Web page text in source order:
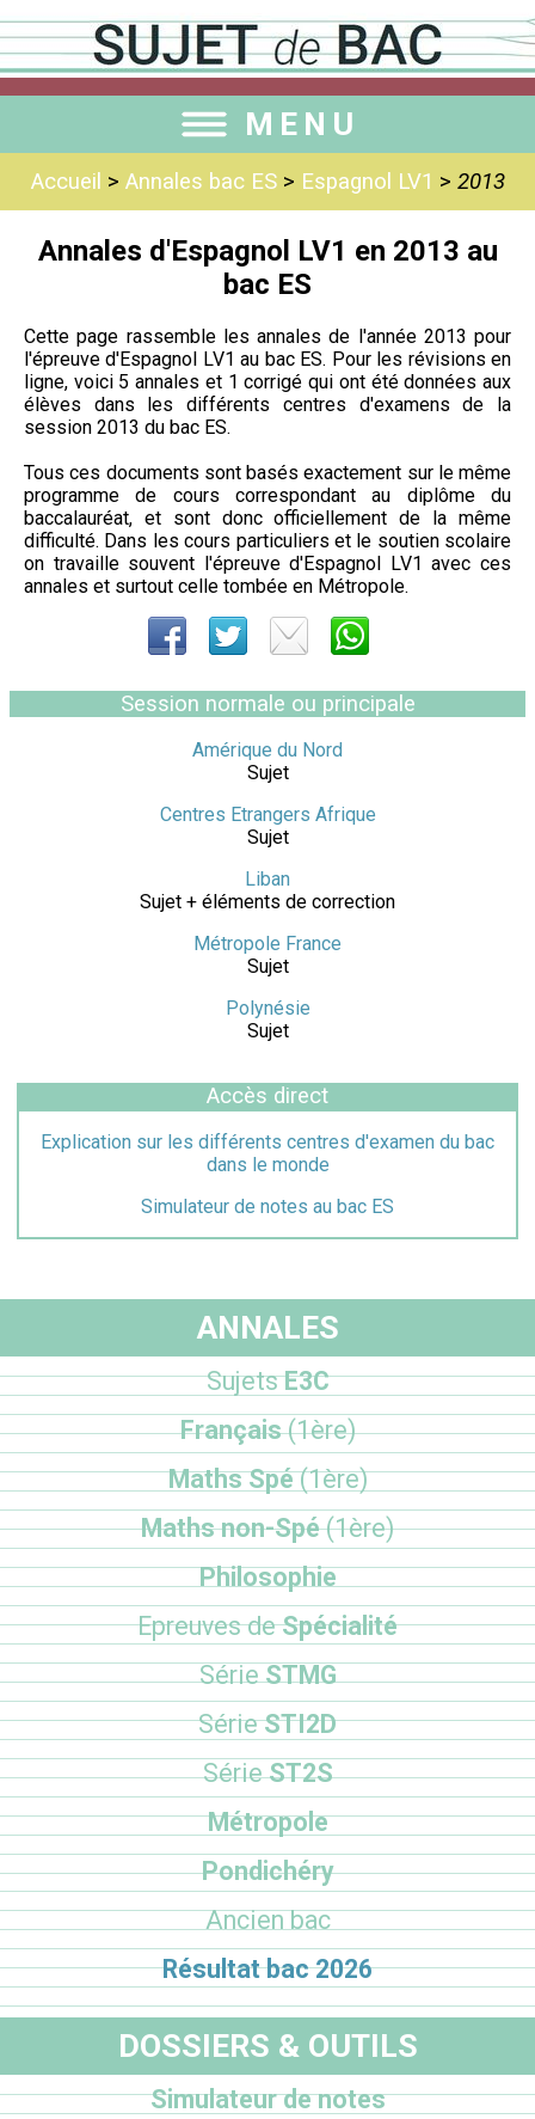
MENU
Accueil > Annales bac ES> Espagnol LV1 > 2013
Annales d'Espagnol LV1 en 2013 au
bac ES
Cette page rassemble les annales de l'année 2013 pour
l'épreuve d'Espagnol LV1 au bac ES. Pour les révisions en
ligne, voici 5 annales et 1 corrigé qui ont été données aux
élèves dans les différents centres d'examens de la
session 2013 du bac ES.
Tous ces documents sont basés exactement sur le même
programme de cours correspondant au diplôme du
baccalauréat, et sont donc officiellement de la même
difficulté. Dans les cours particuliers et le soutien scolaire
on travaille souvent l'épreuve d'Espagnol LV1 avec ces
annales et surtout celle tombée en Métropole.
Session normale ou principale
Amérique du Nord
Sujet
Centres Etrangers Afrique
Sujet
Liban
Sujet + éléments de correction
Métropole France
Sujet
Polynésie
Sujet
Accès direct
Explication sur les différents centres d'examen du bac
dans le monde
Simulateur de notes au bac ES
ANNALES
SujetsE3C
Français(1ère)
Maths Spé(1ère)
Maths non-Spé(1ère)
Philosophie
Epreuves deSpécialité
SérieSTMG
SérieSTI2D
SérieST2S
Métropole
Pondichéry
Ancien bac
Résultat bac 2026
DOSSIERS & OUTILS
Simulateur de notes